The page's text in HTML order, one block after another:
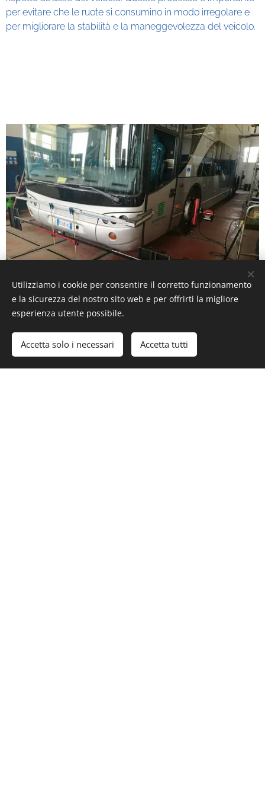
per evitare che le ruote si consumino in modo irregolare e
per migliorare la stabilità e la maneggevolezza del veicolo.
Utilizziamo i cookie per consentire il corretto funzionamento
e la sicurezza del nostro sito web e per offrirti la migliore
esperienza utente possibile.
Accetta solo i necessari Accetta tutti